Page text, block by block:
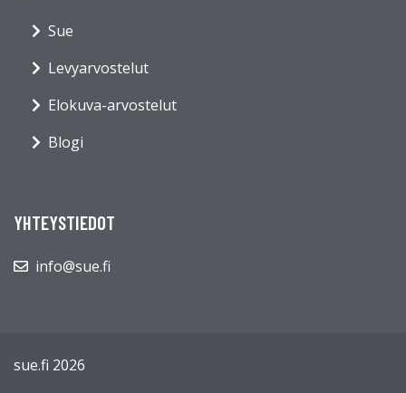
Sue
Levyarvostelut
Elokuva-arvostelut
Blogi
YHTEYSTIEDOT
info@sue.fi
sue.fi 2026